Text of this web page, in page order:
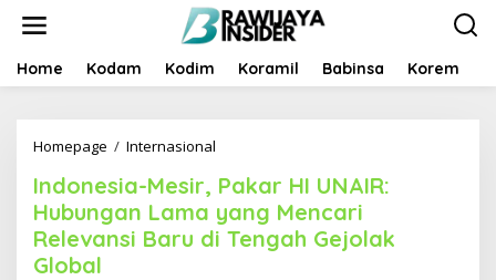
t
Home Kodam Kodim Koramil Babinsa Korem
Homepage / Internasional
d
o
n
e
Indonesia-Mesir, Pakar HI UNAIR:
Hubungan Lama yang Mencari
Relevansi Baru di Tengah Gejolak
Global